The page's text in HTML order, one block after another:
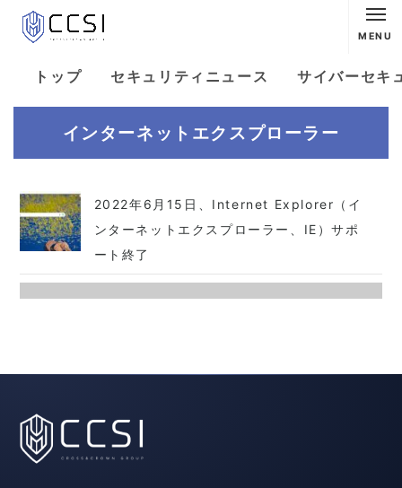
MENU
トップ セキュリティニュース サイバーセキ
インターネットエクスプローラー
2022年6月15日、Internet Explorer（イ
ンターネットエクスプローラー、IE）サポ
ート終了